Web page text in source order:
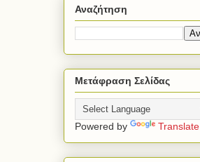
Αναζήτηση
Μετάφραση Σελίδας
Powered by Translate